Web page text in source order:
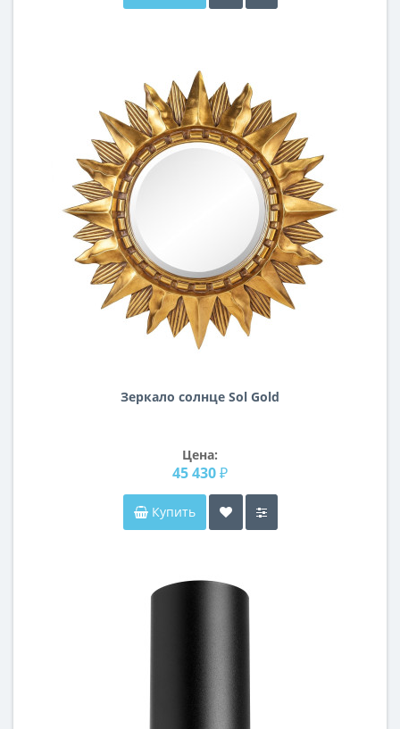
Зеркало солнце Sol Gold
Цена:
45 430 ₽
Купить